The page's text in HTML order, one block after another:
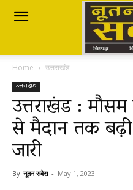
Nutan
Savera
नूतन
सवेरा
Home उत्तराखंड
उत्तराखंड
उत्तराखंड :
से मैदान तक
जारी
By नूतन सवेरा - May 1, 2023